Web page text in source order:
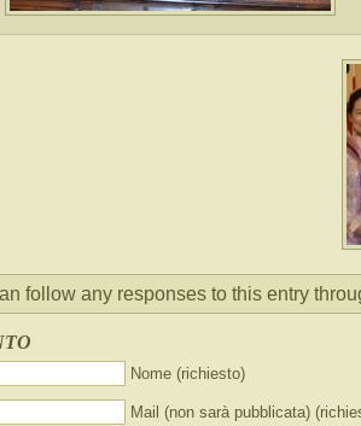
follow any responses to this entry
Nome (richiesto)
Mail (non sarà pubblicata)